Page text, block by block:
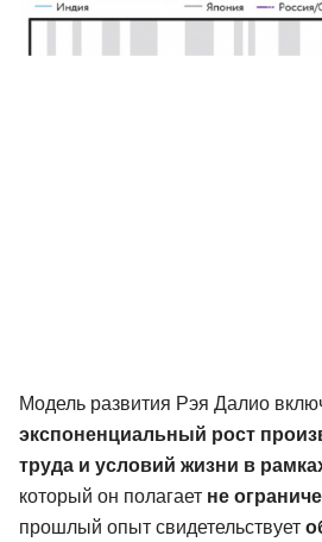
Модель развития Рэя Далио
экспоненциальный рост
труда и условий жизни в
который он полагает не
прошлый опыт свидетельствует